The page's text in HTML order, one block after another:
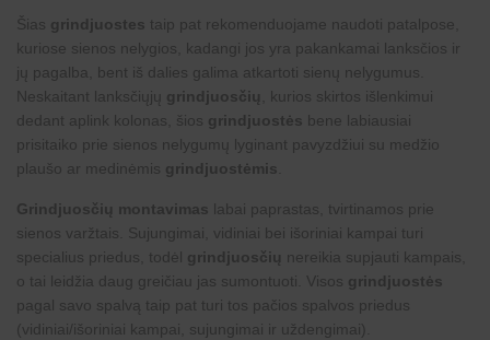
Šias grindjuostes taip pat rekomenduojame naudoti patalpose,
kuriose sienos nelygios, kadangi jos yra pakankamai lanksčios ir
jų pagalba, bent iš dalies galima atkartoti sienų nelygumus.
Neskaitant lanksčiųjų grindjuosčių
, kurios skirtos išlenkimui
dedant aplink kolonas, šios grindjuostės bene labiausiai
prisitaiko prie sienos nelygumų lyginant pavyzdžiui su medžio
plaušo ar medinėmis grindjuostėmis
Grindjuosčių montavimas labai paprastas, tvirtinamos prie
sienos varžtais. Sujungimai, vidiniai bei išoriniai kampai turi
specialius priedus, todėl grindjuosčių nereikia supjauti kampais,
o tai leidžia daug greičiau jas sumontuoti. Visos grindjuostės
pagal savo spalvą taip pat turi tos pačios spalvos priedus
(vidiniai/išoriniai kampai, sujungimai ir uždengimai).